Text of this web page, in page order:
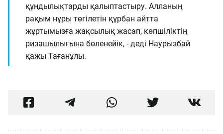
құндылықтарды қалыптастыру. Алланың
рақым нұры төгілетін құрбан айтта
жұртымызға жақсылық жасап, көпшіліктің
ризашылығына бөленейік, - деді Наурызбай
қажы Тағанұлы.